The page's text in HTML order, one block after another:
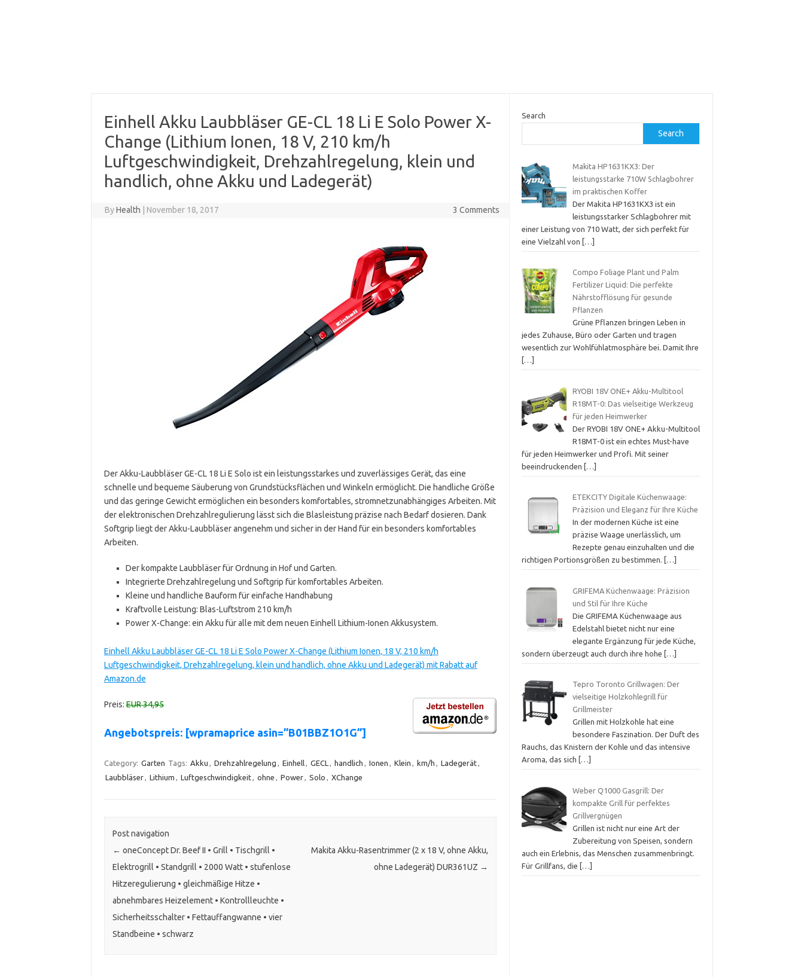
Einhell Akku Laubbläser GE-CL 18 Li E Solo Power X-
Change (Lithium Ionen, 18 V, 210 km/h
Luftgeschwindigkeit, Drehzahlregelung, klein und
handlich, ohne Akku und Ladegerät)
ByHealth November 18, 2017 3 Comments
Der Akku-Laubbläser GE-CL 18 Li E Solo ist ein leistungsstarkes und zuverlässiges Gerät, das eine
schnelle und bequeme Säuberung von Grundstücksflächen und Winkeln ermöglicht. Die handliche Größe
und das geringe Gewicht ermöglichen ein besonders komfortables, stromnetzunabhängiges Arbeiten. Mit
der elektronischen Drehzahlregulierung lässt sich die Blasleistung präzise nach Bedarf dosieren. Dank
Softgrip liegt der Akku-Laubbläser angenehm und sicher in der Hand für ein besonders komfortables
Arbeiten.
Der kompakte Laubbläser für Ordnung in Hof und Garten.
Integrierte Drehzahlregelung und Softgrip für komfortables Arbeiten.
Kleine und handliche Bauform für einfache Handhabung
Kraftvolle Leistung: Blas-Luftstrom 210 km/h
Power X-Change: ein Akku für alle mit dem neuen Einhell Lithium-Ionen Akkusystem.
Einhell Akku Laubbläser GE-CL 18 Li E Solo Power X-Change (Lithium Ionen, 18 V, 210 km/h
Luftgeschwindigkeit, Drehzahlregelung, klein und handlich, ohne Akku und Ladegerät) mit Rabatt auf
Amazon.de
Preis:EUR 34,95
Angebotspreis: [wpramaprice asin=”B01BBZ1O1G”]
Category: Garten Tags: Akku , Drehzahlregelung , Einhell, GECL , handlich , Ionen , Klein , km/h , Ladegerät,
Laubbläser, Lithium , Luftgeschwindigkeit, ohne , Power, Solo , XChange
Post navigation
← oneConcept Dr. Beef II • Grill • Tischgrill •
Elektrogrill • Standgrill • 2000 Watt • stufenlose
Hitzeregulierung • gleichmäßige Hitze •
abnehmbares Heizelement • Kontrollleuchte •
Sicherheitsschalter • Fettauffangwanne • vier
Standbeine • schwarz
Makita Akku-Rasentrimmer (2 x 18 V, ohne Akku,
ohne Ladegerät) DUR361UZ →
Search
Search
Makita HP1631KX3: Der
leistungsstarke 710W Schlagbohrer
im praktischen Koffer
Der Makita HP1631KX3 ist ein
leistungsstarker Schlagbohrer mit
einer Leistung von 710 Watt, der sich perfekt für
eine Vielzahl von
[…]
Compo Foliage Plant und Palm
Fertilizer Liquid: Die perfekte
Nährstofflösung für gesunde
Pflanzen
Grüne Pflanzen bringen Leben in
jedes Zuhause, Büro oder Garten und tragen
wesentlich zur Wohlfühlatmosphäre bei. Damit Ihre
[…]
RYOBI 18V ONE+ Akku-Multitool
R18MT-0: Das vielseitige Werkzeug
für jeden Heimwerker
Der RYOBI 18V ONE+ Akku-Multitool
R18MT-0 ist ein echtes Must-have
für jeden Heimwerker und Profi. Mit seiner
beeindruckenden
[…]
ETEKCITY Digitale Küchenwaage:
Präzision und Eleganz für Ihre Küche
In der modernen Küche ist eine
präzise Waage unerlässlich, um
Rezepte genau einzuhalten und die
richtigen Portionsgrößen zu bestimmen.
[…]
GRIFEMA Küchenwaage: Präzision
und Stil für Ihre Küche
Die GRIFEMA Küchenwaage aus
Edelstahl bietet nicht nur eine
elegante Ergänzung für jede Küche,
sondern überzeugt auch durch ihre hohe
[…]
Tepro Toronto Grillwagen: Der
vielseitige Holzkohlegrill für
Grillmeister
Grillen mit Holzkohle hat eine
besondere Faszination. Der Duft des
Rauchs, das Knistern der Kohle und das intensive
Aroma, das sich
[…]
Weber Q1000 Gasgrill: Der
kompakte Grill für perfektes
Grillvergnügen
Grillen ist nicht nur eine Art der
Zubereitung von Speisen, sondern
auch ein Erlebnis, das Menschen zusammenbringt.
Für Grillfans, die
[…]